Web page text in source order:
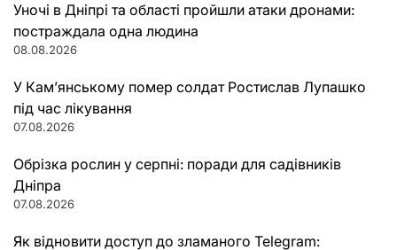
Уночі в Дніпрі та області пройшли атаки дронами:
постраждала одна людина
08.08.2026
У Кам’янському помер солдат Ростислав Лупашко
під час лікування
07.08.2026
Обрізка рослин у серпні: поради для садівників
Дніпра
07.08.2026
Як відновити доступ до зламаного Telegram: